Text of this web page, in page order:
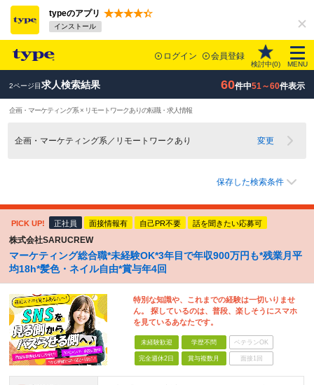
typeのアプリ
インストール
ログイン 会員登録
検討中(0) MENU
2ページ目求人検索結果 60件中51～60件表示
企画・マーケティング系 × リモートワークありの転職・求人情報
企画・マーケティング系／リモートワークあり 変更
保存した検索条件
PICK UP! 正社員 面接情報有 自己PR不要 話を聞きたい応募可
株式会社SARUCREW
マーケティング総合職*未経験OK*3年目で年収900万円も*残業月平
均18h*髪色・ネイル自由*賞与年4回
特別な知識や、これまでの経験は一切いりませ
ん。 探しているのは、普段、楽しそうにスマホ
を見ているあなたです。
未経験歓迎 学歴不問 ベテランOK
完全週休2日 賞与複数月 面接1回